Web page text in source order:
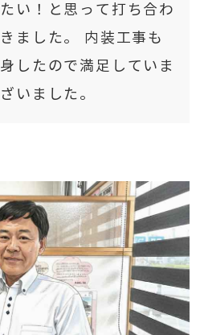
い！と思って打ち合わ
ました。 内装工事も
したので満足していま
いました。